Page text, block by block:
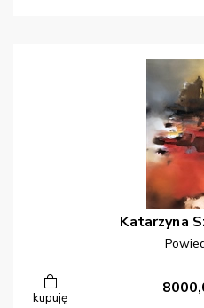
Katarzyna
kupuję